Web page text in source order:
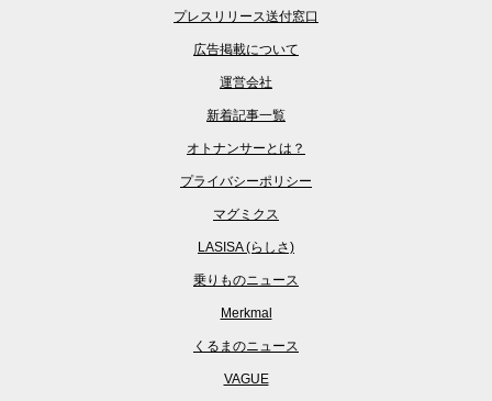
プレスリリース送付窓口
広告掲載について
運営会社
新着記事一覧
オトナンサーとは？
プライバシーポリシー
マグミクス
LASISA (らしさ)
乗りものニュース
Merkmal
くるまのニュース
VAGUE